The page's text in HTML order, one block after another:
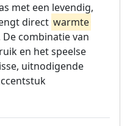
met een levendig,
direct warmte
combinatie van
en het speelse
uitnodigende